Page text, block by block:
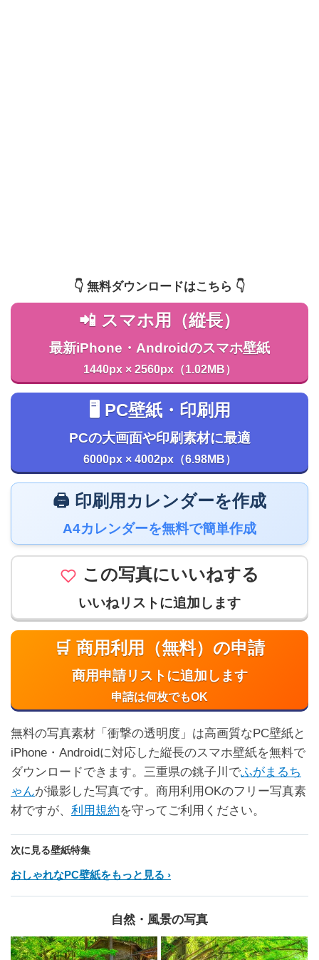
👇️ 無料ダウンロードはこちら 👇️
📲 スマホ用（縦長）
最新iPhone・Androidのスマホ壁紙
1440px × 2560px（1.02MB）
🖥️ PC壁紙・印刷用
PCの大画面や印刷素材に最適
6000px × 4002px（6.98MB）
🖨️ 印刷用カレンダーを作成
A4カレンダーを無料で簡単作成
この写真にいいねする
いいねリストに追加します
🛒 商用利用（無料）の申請
商用申請リストに追加します
申請は何枚でもOK
無料の写真素材「衝撃の透明度」は高画質なPC壁紙と
iPhone・Androidに対応した縦長のスマホ壁紙を無料で
ダウンロードできます。三重県の銚子川でふがまるち
ゃんが撮影した写真です。商用利用OKのフリー写真素
材ですが、 利用規約を守ってご利用ください。
次に見る壁紙特集
おしゃれなPC壁紙をもっと見る
自然・風景の写真